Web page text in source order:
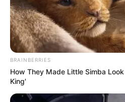
BRAINBERRIES
How They Made Little Simba
King'